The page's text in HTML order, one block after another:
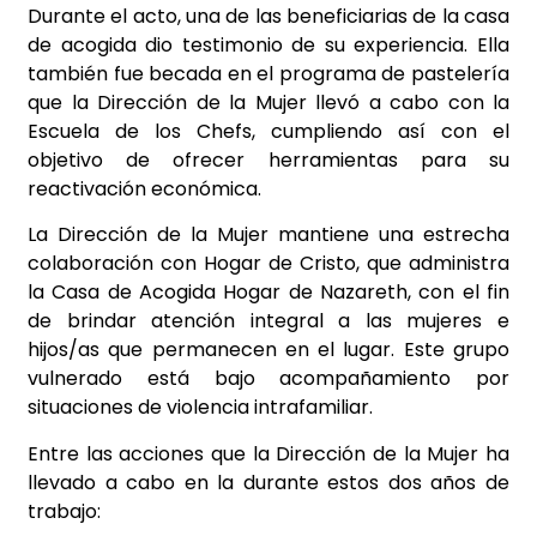
Durante el acto, una de las beneficiarias de la casa
de acogida dio testimonio de su experiencia. Ella
también fue becada en el programa de pastelería
que la Dirección de la Mujer llevó a cabo con la
Escuela de los Chefs, cumpliendo así con el
objetivo de ofrecer herramientas para su
reactivación económica.
La Dirección de la Mujer mantiene una estrecha
colaboración con Hogar de Cristo, que administra
la Casa de Acogida Hogar de Nazareth, con el fin
de brindar atención integral a las mujeres e
hijos/as que permanecen en el lugar. Este grupo
vulnerado está bajo acompañamiento por
situaciones de violencia intrafamiliar.
Entre las acciones que la Dirección de la Mujer ha
llevado a cabo en la durante estos dos años de
trabajo: